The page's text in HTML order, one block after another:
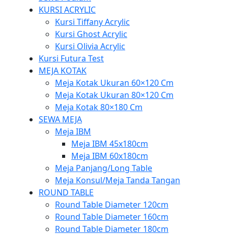
KURSI ACRYLIC
Kursi Tiffany Acrylic
Kursi Ghost Acrylic
Kursi Olivia Acrylic
Kursi Futura Test
MEJA KOTAK
Meja Kotak Ukuran 60×120 Cm
Meja Kotak Ukuran 80×120 Cm
Meja Kotak 80×180 Cm
SEWA MEJA
Meja IBM
Meja IBM 45x180cm
Meja IBM 60x180cm
Meja Panjang/Long Table
Meja Konsul/Meja Tanda Tangan
ROUND TABLE
Round Table Diameter 120cm
Round Table Diameter 160cm
Round Table Diameter 180cm